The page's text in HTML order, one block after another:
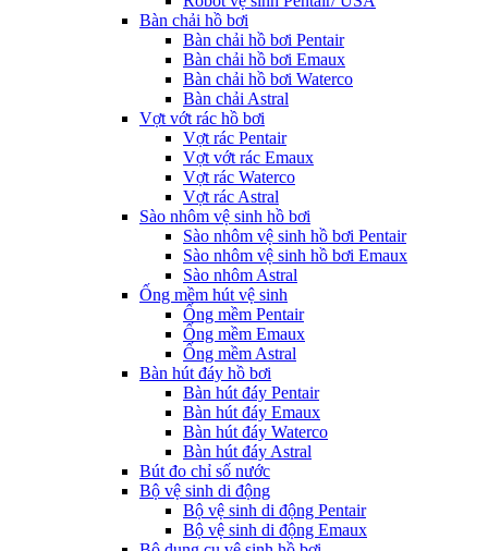
Bàn chải hồ bơi
Bàn chải hồ bơi Pentair
Bàn chải hồ bơi Emaux
Bàn chải hồ bơi Waterco
Bàn chải Astral
Vợt vớt rác hồ bơi
Vợt rác Pentair
Vợt vớt rác Emaux
Vợt rác Waterco
Vợt rác Astral
Sào nhôm vệ sinh hồ bơi
Sào nhôm vệ sinh hồ bơi Pentair
Sào nhôm vệ sinh hồ bơi Emaux
Sào nhôm Astral
Ống mềm hút vệ sinh
Ống mềm Pentair
Ống mềm Emaux
Ống mềm Astral
Bàn hút đáy hồ bơi
Bàn hút đáy Pentair
Bàn hút đáy Emaux
Bàn hút đáy Waterco
Bàn hút đáy Astral
Bút đo chỉ số nước
Bộ vệ sinh di động
Bộ vệ sinh di động Pentair
Bộ vệ sinh di động Emaux